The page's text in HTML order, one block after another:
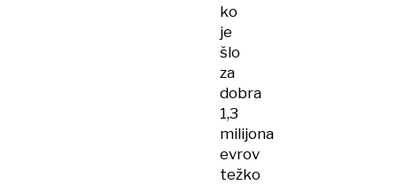
ko
je
šlo
za
dobra
1,3
milijona
evrov
težko